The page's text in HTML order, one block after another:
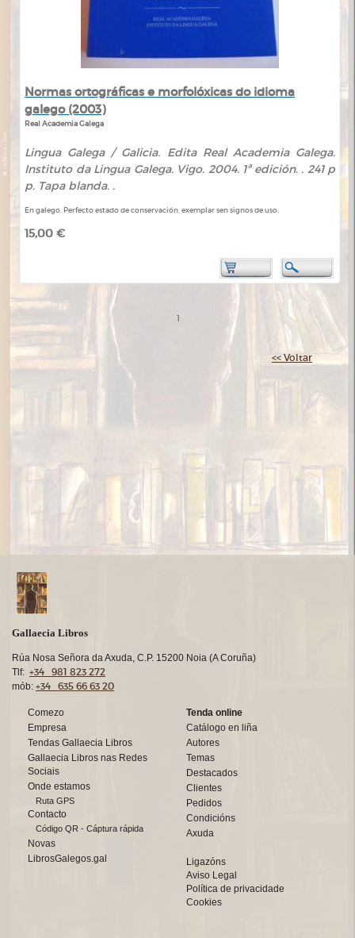
Normas ortográficas e morfolóxicas do idioma
galego (2003)
Real Academia Galega
Lingua Galega / Galicia. Edita Real Academia Galega.
Instituto da Lingua Galega. Vigo. 2004. 1ª edición. . 241 p
p. Tapa blanda. .
En galego. Perfecto estado de conservación, exemplar sen signos de uso.
15,00 €
1
<< Voltar
Gallaecia Libros
Rúa Nosa Señora da Axuda, C.P. 15200 Noia (A Coruña)
Tlf: +34 981 823 272
mób: +34 635 66 63 20
Comezo
Empresa
Tendas Gallaecia Libros
Gallaecia Libros nas Redes
Sociais
Onde estamos
Ruta GPS
Contacto
Código QR - Cáptura rápida
Novas
LibrosGalegos.gal
Tenda online
Catálogo en liña
Autores
Temas
Destacados
Clientes
Pedidos
Condicións
Axuda
Ligazóns
Aviso Legal
Política de privacidade
Cookies